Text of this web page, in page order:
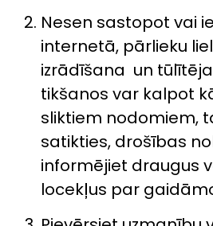
Nesen sastopot vai
internetā, pārlieku
izrādīšana un
tikšanos var kalpot
sliktiem nodomiem,
satikties, drošības
informējiet draugus
locekļus par